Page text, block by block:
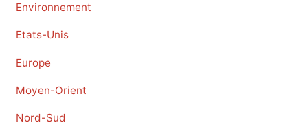
Environnement
Etats-Unis
Europe
Moyen-Orient
Nord-Sud